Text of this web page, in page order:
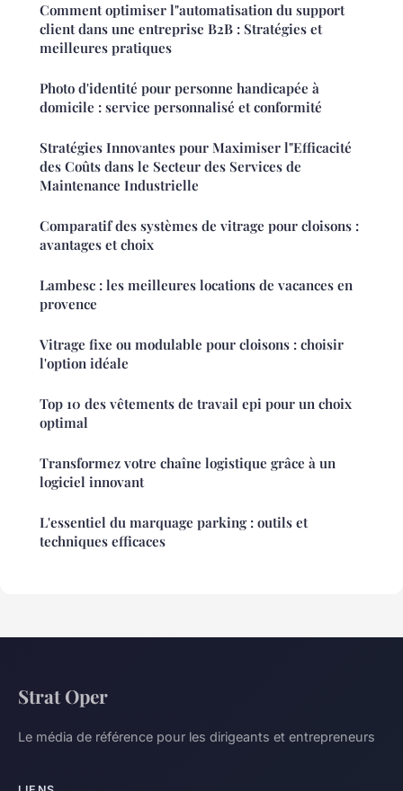
Comment optimiser l"automatisation du support
client dans une entreprise B2B : Stratégies et
meilleures pratiques
Photo d'identité pour personne handicapée à
domicile : service personnalisé et conformité
Stratégies Innovantes pour Maximiser l"Efficacité
des Coûts dans le Secteur des Services de
Maintenance Industrielle
Comparatif des systèmes de vitrage pour cloisons :
avantages et choix
Lambesc : les meilleures locations de vacances en
provence
Vitrage fixe ou modulable pour cloisons : choisir
l'option idéale
Top 10 des vêtements de travail epi pour un choix
optimal
Transformez votre chaîne logistique grâce à un
logiciel innovant
L'essentiel du marquage parking : outils et
techniques efficaces
Strat Oper
Le média de référence pour les dirigeants et entrepreneurs